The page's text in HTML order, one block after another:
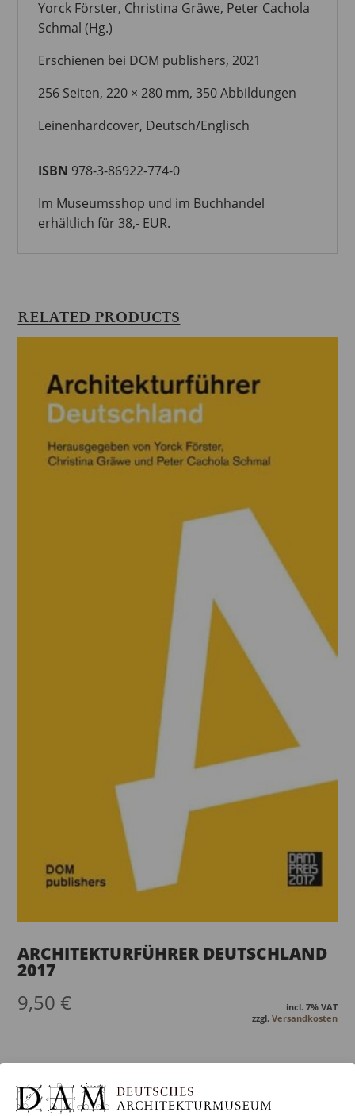
Yorck Förster, Christina Gräwe, Peter Cachola
Schmal (Hg.)
Erschienen bei DOM publishers, 2021
256 Seiten, 220 × 280 mm, 350 Abbildungen
Leinenhardcover, Deutsch/Englisch
ISBN 978-3-86922-774-0
Im Museumsshop und im Buchhandel
erhältlich für 38,- EUR.
RELATED PRODUCTS
ARCHITEKTURFÜHRER DEUTSCHLAND
2017
9,50€
incl. 7% VAT
zzgl. Versandkosten